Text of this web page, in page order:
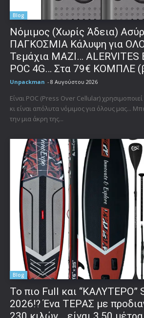
Blog
Νόμιμος (Χωρίς Άδεια)
ΠΑΓΚΟΣΜΙΑ Κάλυψη για
Τεμάχια ΜΑΖΙ… ALERVITES
POC 4G… Στα 79€ ΚΟΜΠΛΕ
Unpackman - 8 Αυγούστου 2026
Είναι POC (Press Over Cellular) χρησιμοποιεί
κι είναι απόλυτα νόμιμος για όλους μας...
την μια άκρη της...
Blog
To πιο Full και “ΚΑΛΥΤΕΡΟ”
2026!? Ένα ΤΕΡΑΣ με